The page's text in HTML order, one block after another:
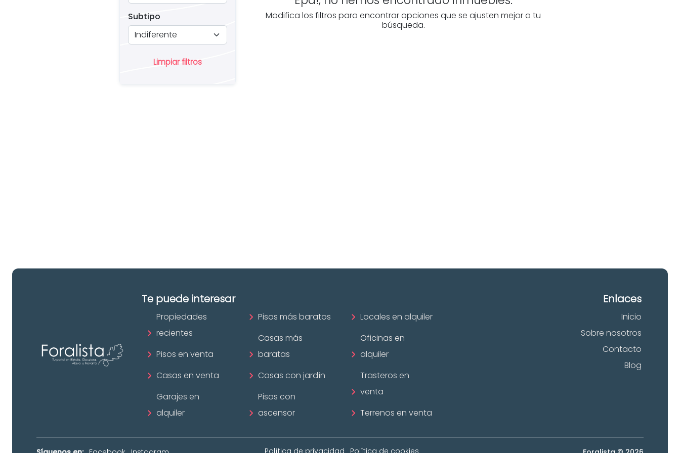
Subtipo
Limpiar filtros
Modifica los filtros para encontrar opciones que se ajusten mejor a tu
búsqueda.
Te puede interesar
Propiedades
recientes
Pisos en venta
Casas en venta
Garajes en
alquiler
Pisos más baratos
Casas más
baratas
Casas con jardín
Pisos con
ascensor
Locales en alquiler
Oficinas en
alquiler
Trasteros en
venta
Terrenos en venta
Enlaces
Inicio
Sobre nosotros
Contacto
Blog
Política de privacidad Política de cookies